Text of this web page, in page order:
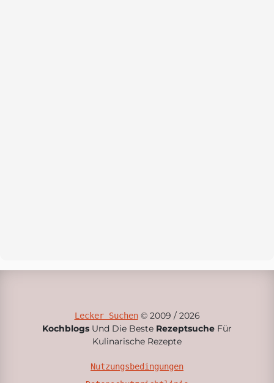
Lecker Suchen© 2009 / 2026
Kochblogs Und Die Beste Rezeptsuche Für
Kulinarische Rezepte
Nutzungsbedingungen